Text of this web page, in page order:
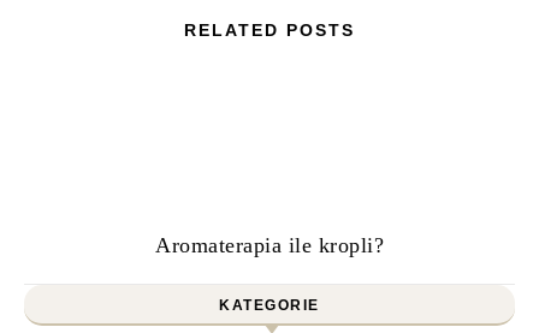
RELATED POSTS
Aromaterapia ile kropli?
KATEGORIE